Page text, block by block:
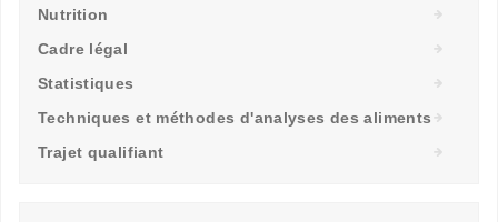
Nutrition
Cadre légal
Statistiques
Techniques et méthodes d'analyses des aliments
Trajet qualifiant